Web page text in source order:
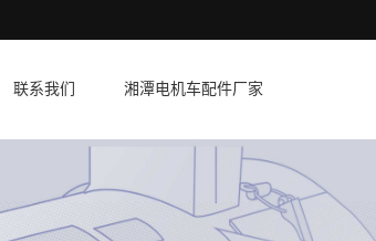
联系我们 湘潭电机车配件厂家